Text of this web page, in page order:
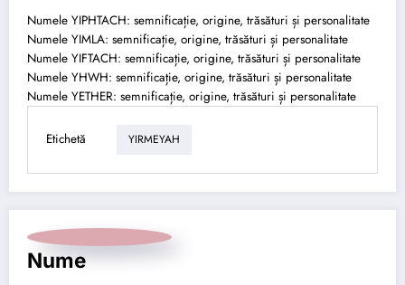
Numele YIPHTACH: semnificație, origine, trăsături și personalitate
Numele YIMLA: semnificație, origine, trăsături și personalitate
Numele YIFTACH: semnificație, origine, trăsături și personalitate
Numele YHWH: semnificație, origine, trăsături și personalitate
Numele YETHER: semnificație, origine, trăsături și personalitate
Etichetă YIRMEYAH
Nume